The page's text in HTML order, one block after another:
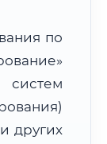
по
других